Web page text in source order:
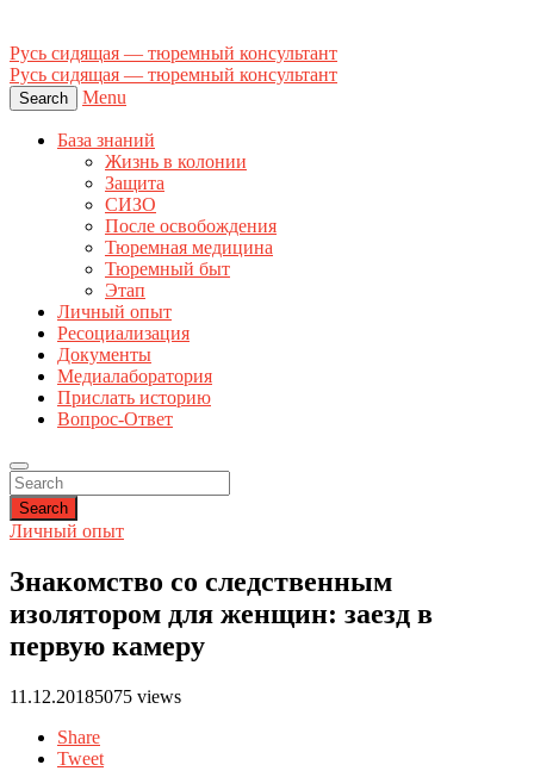
Русь сидящая — тюремный консультант
Русь сидящая — тюремный консультант
Search Menu
База знаний
Жизнь в колонии
Защита
СИЗО
После освобождения
Тюремная медицина
Тюремный быт
Этап
Личный опыт
Ресоциализация
Документы
Медиалаборатория
Прислать историю
Вопрос-Ответ
Search
Личный опыт
Знакомство со следственным
изолятором для женщин: заезд в
первую камеру
11.12.20185075 views
Share
Tweet